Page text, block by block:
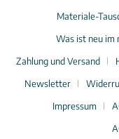
Materiale-
Was ist neu im
Zahlung und Versand
Newsletter
Impressum